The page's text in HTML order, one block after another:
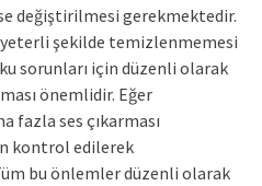
değiştirilmesi gerekmektedir.
yeterli şekilde temizlenmemesi
sorunları için düzenli olarak
önemlidir. Eğer
fazla ses çıkarması
kontrol edilerek
bu önlemler düzenli olarak